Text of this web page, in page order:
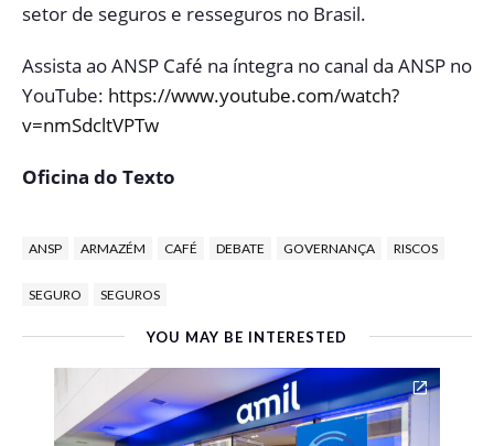
setor de seguros e resseguros no Brasil.
Assista ao ANSP Café na íntegra no canal da ANSP no
YouTube: https://www.youtube.com/watch?
v=nmSdcltVPTw
Oficina do Texto
ANSP ARMAZÉM CAFÉ DEBATE GOVERNANÇA RISCOS
SEGURO SEGUROS
YOU MAY BE INTERESTED